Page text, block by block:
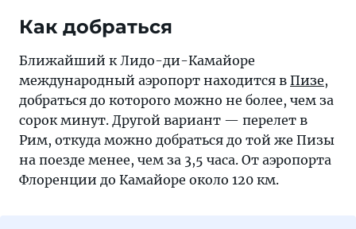
Как добраться
Ближайший к Лидо-ди-Камайоре
международный аэропорт находится в Пизе,
добраться до которого можно не более, чем за
сорок минут. Другой вариант — перелет в
Рим, откуда можно добраться до той же Пизы
на поезде менее, чем за 3,5 часа. От аэропорта
Флоренции до Камайоре около 120 км.